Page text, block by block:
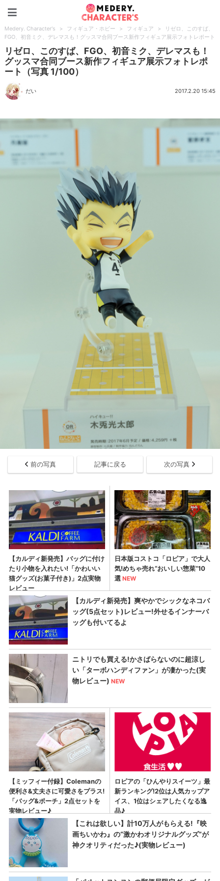
Medery. Character's > フィギュア・ホビー > フィギュア >
リゼロ、このすば、
FGO、初音ミク、デレマスも！グッスマ合同ブース新作フィギュア展示フォトレポート
リゼロ、このすば、FGO、初音ミク、デレマスも！
グッスマ合同ブース新作フィギュア展示フォトレポ
ート（写真 1/100）
だい 2017.2.20 15:45
前の写真 記事に戻る 次の写真